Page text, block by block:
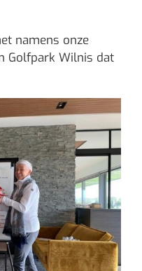
namens onze
Golfpark Wilnis dat